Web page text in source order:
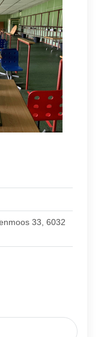
33, 6032